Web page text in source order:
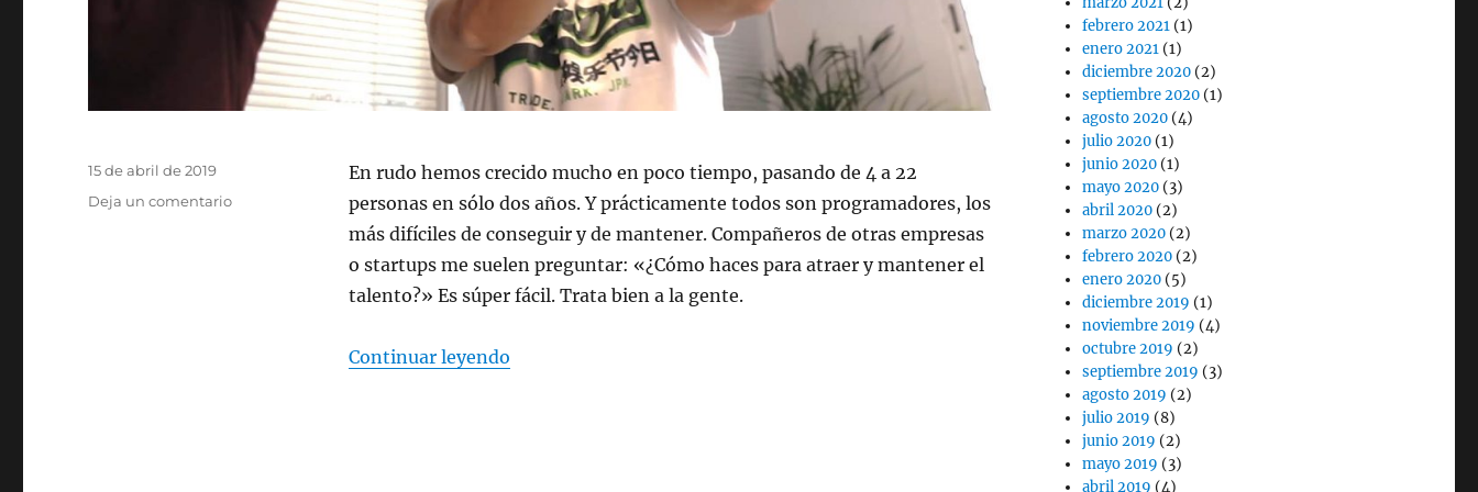
En rudo hemos crecido mucho en poco tiempo, pasando de 4 a 22
personas en sólo dos años. Y prácticamente todos son programadores, los
más difíciles de conseguir y de mantener. Compañeros de otras empresas
o startups me suelen preguntar: «¿Cómo haces para atraer y mantener el
talento?» Es súper fácil. Trata bien a la gente.
Continuar leyendo«Trata bien a la gente»
Publicado
el
15 de abril de 2019
Deja un comentarioen
febrero 2021 (1)
enero 2021 (1)
diciembre 2020 (2)
septiembre 2020 (1)
agosto 2020 (4)
julio 2020 (1)
junio 2020 (1)
mayo 2020 (3)
abril 2020 (2)
marzo 2020 (2)
febrero 2020 (2)
enero 2020 (5)
diciembre 2019 (1)
noviembre 2019 (4)
octubre 2019 (2)
septiembre 2019 (3)
agosto 2019 (2)
julio 2019 (8)
junio 2019 (2)
mayo 2019 (3)
abril 2019 (4)